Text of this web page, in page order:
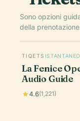
Sono opzioni
della
TIQETS ISTANTANEO
La Fenice
Audio Guide
4.6(1,221)